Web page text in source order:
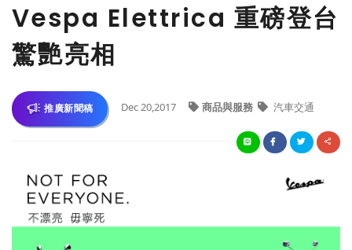
Vespa Elettrica 重磅登台
驚艷亮相
推廣新聞稿 Dec 20,2017 商品與服務 汽車交通